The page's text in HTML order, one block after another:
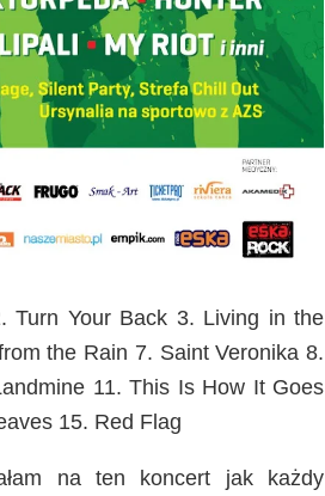
Turn Your Back 3. Living in the
the Rain 7. Saint Veronika 8.
11. This Is How It Goes
15. Red Flag
na ten koncert jak każdy